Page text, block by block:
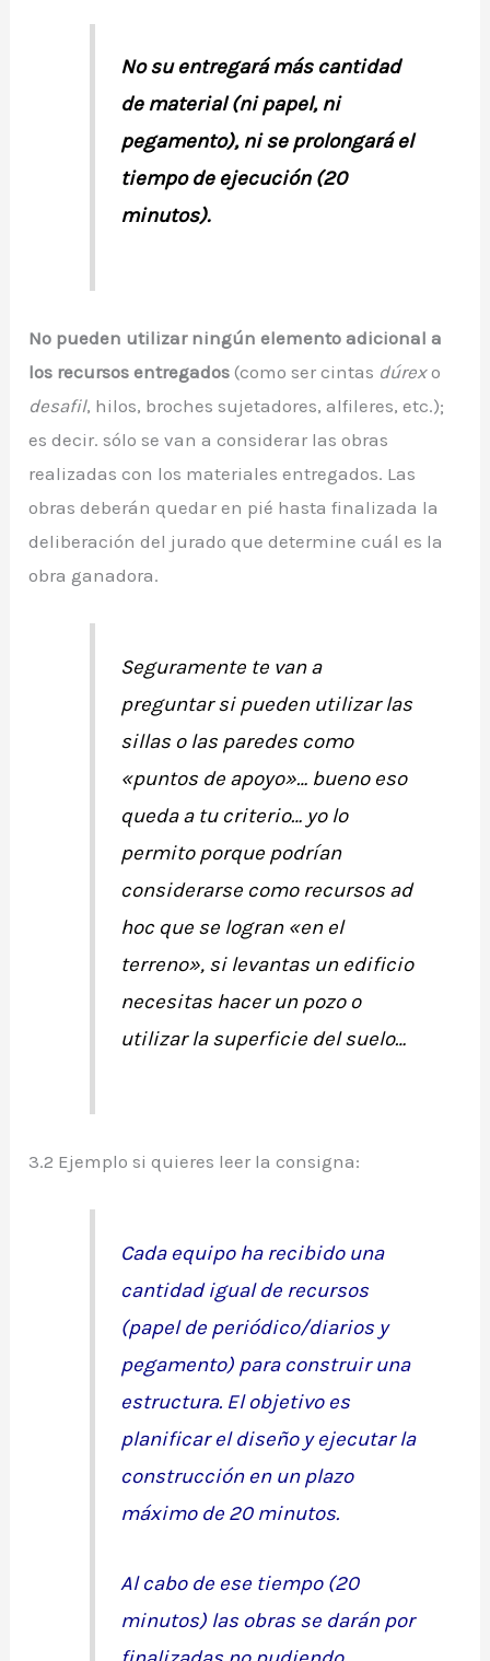
No su entregará más cantidad
de material (ni papel, ni
pegamento), ni se prolongará el
tiempo de ejecución (20
minutos).
No pueden utilizar ningún elemento adicional a
los recursos entregados (como ser cintas dúrexo
desafil, hilos, broches sujetadores, alfileres, etc.);
es decir. sólo se van a considerar las obras
realizadas con los materiales entregados. Las
obras deberán quedar en pié hasta finalizada la
deliberación del jurado que determine cuál es la
obra ganadora.
Seguramente te van a
preguntar si pueden utilizar las
sillas o las paredes como
«puntos de apoyo»… bueno eso
queda a tu criterio… yo lo
permito porque podrían
considerarse como recursos ad
hoc que se logran «en el
terreno», si levantas un edificio
necesitas hacer un pozo o
utilizar la superficie del suelo…
3.2 Ejemplo si quieres leer la consigna:
Cada equipo ha recibido una
cantidad igual de recursos
(papel de periódico/diarios y
pegamento) para construir una
estructura. El objetivo es
planificar el diseño y ejecutar la
construcción en un plazo
máximo de 20 minutos.
Al cabo de ese tiempo (20
minutos) las obras se darán por